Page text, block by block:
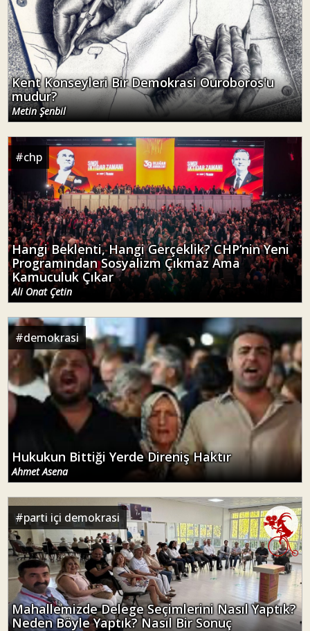
Kent Konseyleri Bir Demokrasi Ouroboros'u
mudur?
Metin Şenbil
#chp
Hangi Beklenti, Hangi Gerçeklik? CHP’nin Yeni
Programından Sosyalizm Çıkmaz Ama
Kamuculuk Çıkar
Ali Onat Çetin
#demokrasi
Hukukun Bittiği Yerde Direniş Haktır
Ahmet Asena
#parti içi demokrasi
Mahallemizde Delege Seçimlerini Nasıl Yaptık?
Neden Böyle Yaptık? Nasıl Bir Sonuç